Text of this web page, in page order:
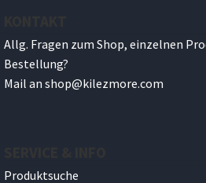
Allg. Fragen zum Shop, einzelnen
Bestellung?
Mail an shop@kilezmore.com
Produktsuche